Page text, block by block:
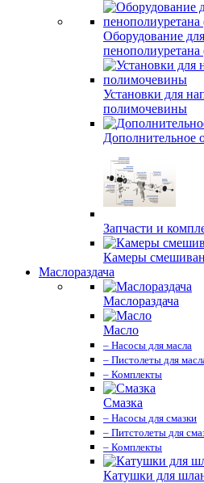
Оборудование
Установки для
полимочевины
Дополнительное
Запчасти и
Камеры
Маслораздача
Маслораздача
Масло
– Насосы для масла
– Пистолеты для
– Комплекты
Смазка
– Насосы для смазки
– Питстолеты для
– Комплекты
Катушки для